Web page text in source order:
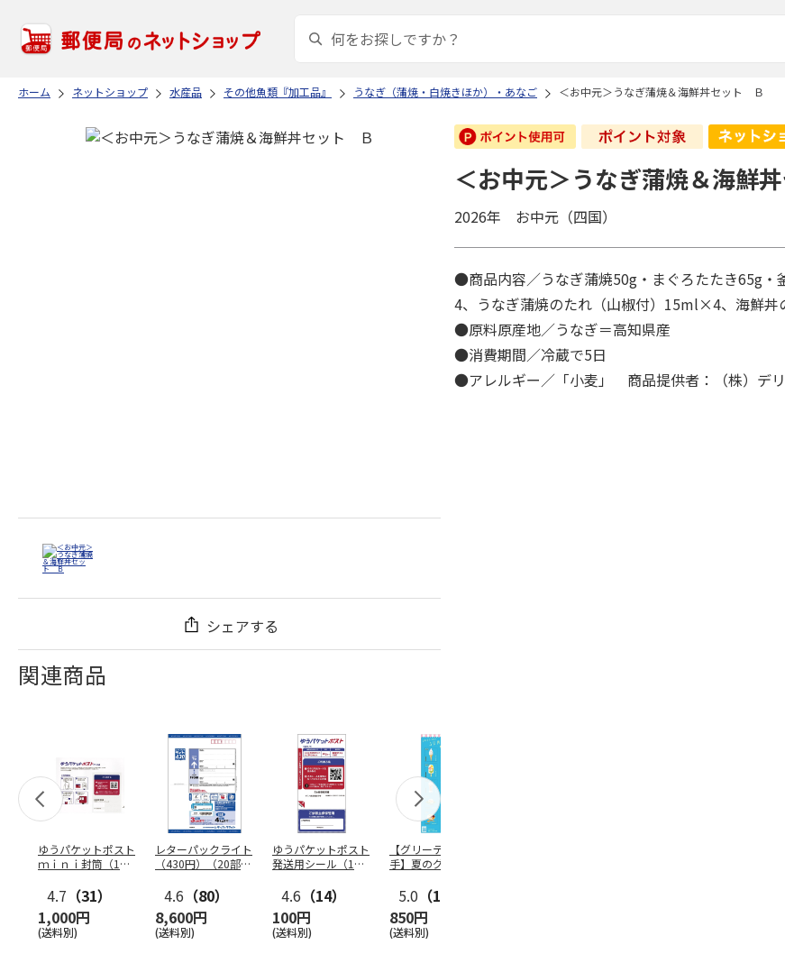
ホーム ネットショップ 水産品 その他魚類『加工品』 うなぎ（蒲焼・白焼きほか）・あなご ＜お中元＞うなぎ蒲焼＆海鮮丼セット Ｂ
シェアする
関連商品
ゆうパケットポスト
ｍｉｎｉ封筒（1個
4.7 （31）
1,000円
(送料別)
レターパックライト
（430円）（20部セ
4.6 （80）
8,600円
(送料別)
ゆうパケットポスト
発送用シール（1個
4.6 （14）
100円
(送料別)
【グリーティング切
手】夏のグリーティ
5.0 （10）
850円
(送料別)
＜お中元＞うなぎ蒲焼＆海鮮
2026年 お中元（四国）
●商品内容／うなぎ蒲焼50g・まぐろたたき65g
4、うなぎ蒲焼のたれ（山椒付）15ml×4、海鮮
●原料原産地／うなぎ＝高知県産
●消費期間／冷蔵で5日
●アレルギー／「小麦」 商品提供者：（株）デ